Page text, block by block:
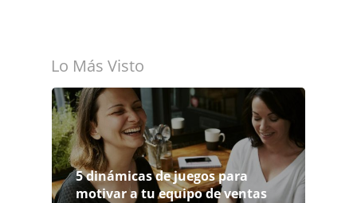
Lo Más Visto
5 dinámicas de juegos para
motivar a tu equipo de ventas